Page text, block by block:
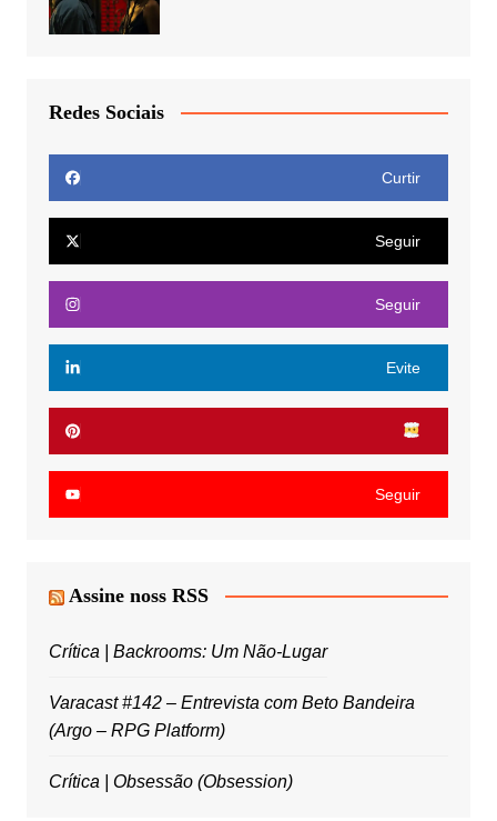
Redes Sociais
Curtir
Seguir
Seguir
Evite
Seguir
Assine noss RSS
Crítica | Backrooms: Um Não-Lugar
Varacast #142 – Entrevista com Beto Bandeira
(Argo – RPG Platform)
Crítica | Obsessão (Obsession)